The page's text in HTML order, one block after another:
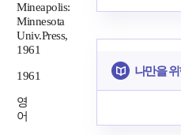
Mineapolis:
Minnesota
Univ.Press,
1961
1961
영
어
나만을